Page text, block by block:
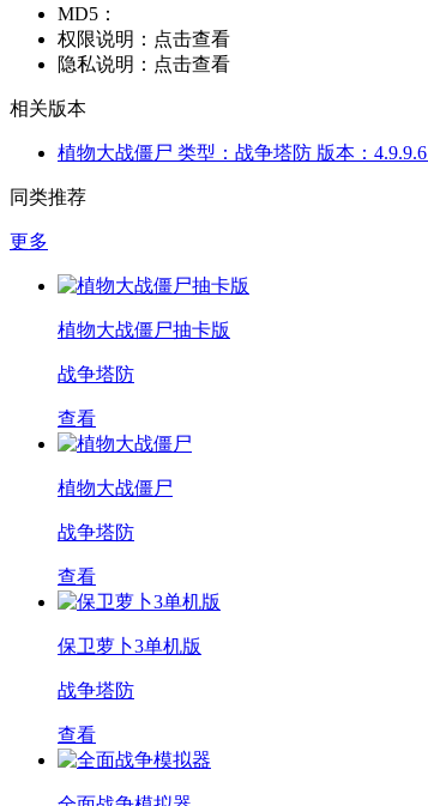
MD5：
权限说明： 点击查看
隐私说明： 点击查看
相关版本
植物大战僵尸 类型：战争塔防 版本：4.9.9.6
同类推荐
更多
植物大战僵尸抽卡版
战争塔防
查看
植物大战僵尸
战争塔防
查看
保卫萝卜3单机版
战争塔防
查看